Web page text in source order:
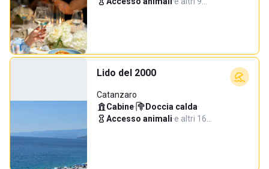
Lido del 2000
Catanzaro
Cabine· Doccia calda·
Accesso animali·e altri 16…